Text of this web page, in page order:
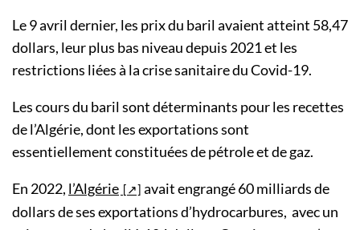
Le 9 avril dernier, les prix du baril avaient atteint 58,47
dollars, leur plus bas niveau depuis 2021 et les
restrictions liées à la crise sanitaire du Covid-19.
Les cours du baril sont déterminants pour les recettes
de l’Algérie, dont les exportations sont
essentiellement constituées de pétrole et de gaz.
En 2022, l’Algérie
avait engrangé 60 milliards de
dollars de ses exportations d’hydrocarbures, avec un